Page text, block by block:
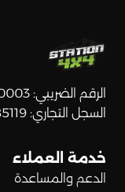
الرقم الضريبي: 300053002700003
السجل التجاري: 1010985119
خدمة العملاء
الدعم والمساعدة